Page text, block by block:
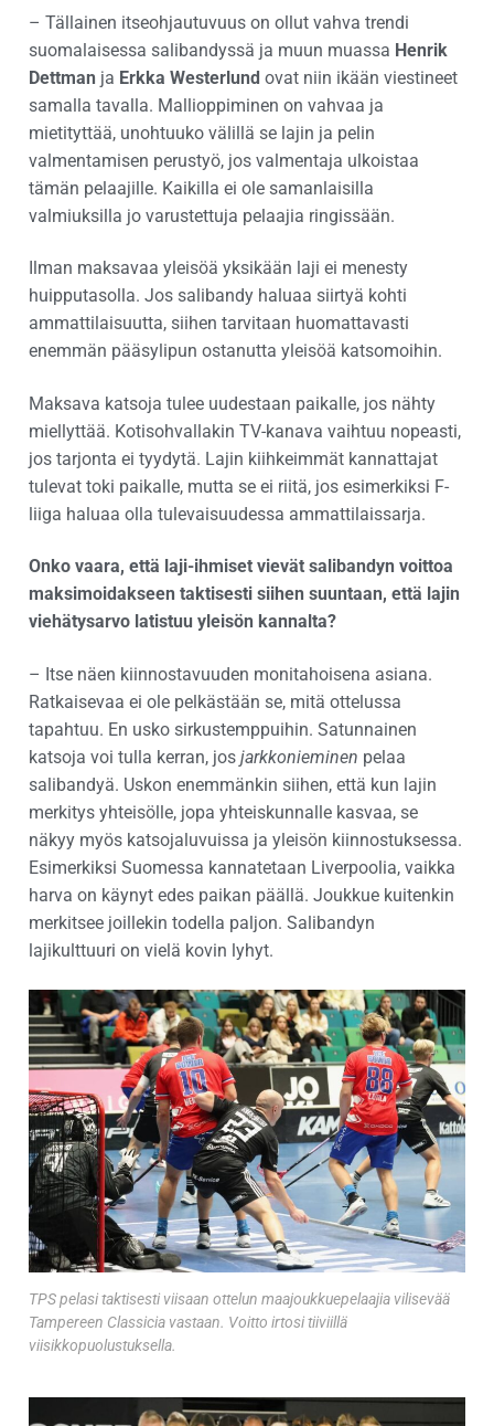
– Tällainen itseohjautuvuus on ollut vahva trendi
suomalaisessa salibandyssä ja muun muassa Henrik
Dettman ja Erkka Westerlund ovat niin ikään viestineet
samalla tavalla. Mallioppiminen on vahvaa ja
mietityttää, unohtuuko välillä se lajin ja pelin
valmentamisen perustyö, jos valmentaja ulkoistaa
tämän pelaajille. Kaikilla ei ole samanlaisilla
valmiuksilla jo varustettuja pelaajia ringissään.
Ilman maksavaa yleisöä yksikään laji ei menesty
huipputasolla. Jos salibandy haluaa siirtyä kohti
ammattilaisuutta, siihen tarvitaan huomattavasti
enemmän pääsylipun ostanutta yleisöä katsomoihin.
Maksava katsoja tulee uudestaan paikalle, jos nähty
miellyttää. Kotisohvallakin TV-kanava vaihtuu nopeasti,
jos tarjonta ei tyydytä. Lajin kiihkeimmät kannattajat
tulevat toki paikalle, mutta se ei riitä, jos esimerkiksi F-
liiga haluaa olla tulevaisuudessa ammattilaissarja.
Onko vaara, että laji-ihmiset vievät salibandyn voittoa
maksimoidakseen taktisesti siihen suuntaan, että lajin
viehätysarvo latistuu yleisön kannalta?
– Itse näen kiinnostavuuden monitahoisena asiana.
Ratkaisevaa ei ole pelkästään se, mitä ottelussa
tapahtuu. En usko sirkustemppuihin. Satunnainen
katsoja voi tulla kerran, jos jarkkonieminen pelaa
salibandyä. Uskon enemmänkin siihen, että kun lajin
merkitys yhteisölle, jopa yhteiskunnalle kasvaa, se
näkyy myös katsojaluvuissa ja yleisön kiinnostuksessa.
Esimerkiksi Suomessa kannatetaan Liverpoolia, vaikka
harva on käynyt edes paikan päällä. Joukkue kuitenkin
merkitsee joillekin todella paljon. Salibandyn
lajikulttuuri on vielä kovin lyhyt.
TPS pelasi taktisesti viisaan ottelun maajoukkuepelaajia vilisevää
Tampereen Classicia vastaan. Voitto irtosi tiiviillä
viisikkopuolustuksella.